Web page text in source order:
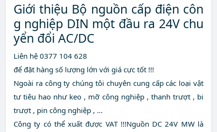
Giới thiệu Bộ nguồn cấp điện côn
g nghiệp DIN một đầu ra 24V chu
yển đổi AC/DC
Liên hệ 0377 104 628
để đặt hàng số lượng lớn với giá cực tốt !!!
Ngoài ra công ty chúng tôi chuyên cung cấp các loại vật
tư tiêu hao như keo , mỡ công nghiệp , thanh trượt , bi
trượt , pin công nghiệp , ...
Công ty có thể xuất được VAT !!!Nguồn DC 24V MW là